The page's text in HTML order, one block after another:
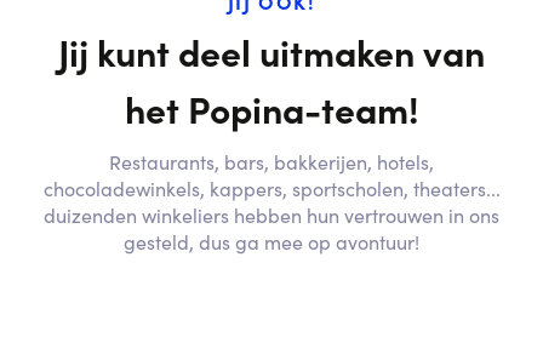
Jij kunt deel uitmaken van
het Popina-team!
Restaurants, bars, bakkerijen, hotels,
chocoladewinkels, kappers, sportscholen, theaters...
duizenden winkeliers hebben hun vertrouwen in ons
gesteld, dus ga mee op avontuur!